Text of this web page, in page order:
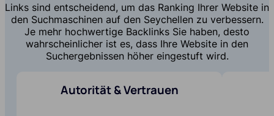
Links sind entscheidend, um das Ranking Ihrer Website in
den Suchmaschinen auf den Seychellen zu verbessern.
Je mehr hochwertige Backlinks Sie haben, desto
wahrscheinlicher ist es, dass Ihre Website in den
Suchergebnissen höher eingestuft wird.
Autorität & Vertrauen